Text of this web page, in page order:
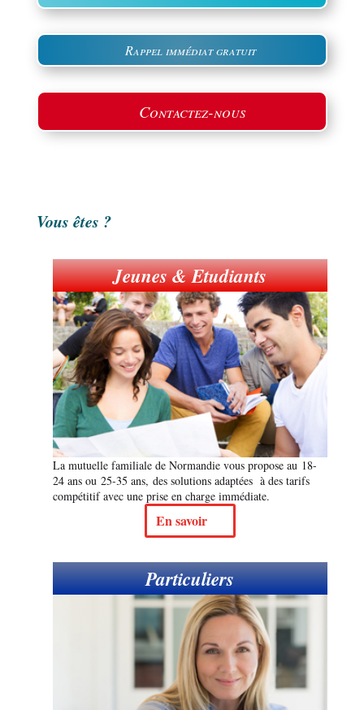
Rappel immédiat gratuit
Contactez-nous
Vous êtes ?
Jeunes & Etudiants
La mutuelle familiale de Normandie vous propose au 18-
24 ans ou 25-35 ans, des solutions adaptées à des tarifs
compétitif avec une prise en charge immédiate.
En savoir
Particuliers